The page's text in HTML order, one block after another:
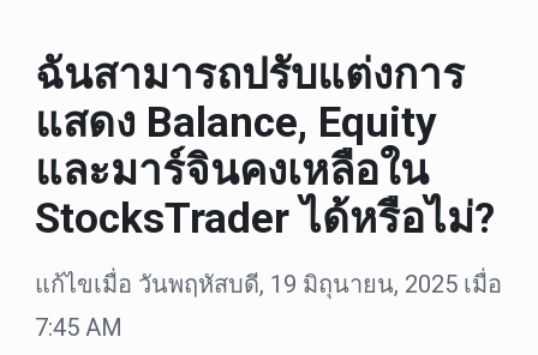
ฉันสามารถปรับแต่งการ
แสดง Balance, Equity
และมาร์จินคงเหลือใน
StocksTrader ได้หรือไม่?
แก้ไขเมื่อ วันพฤหัสบดี, 19 มิถุนายน, 2025 เมื่อ
7:45 AM